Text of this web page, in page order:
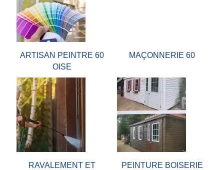
ARTISAN PEINTRE 60
OISE
MAÇONNERIE 60
RAVALEMENT ET
PEINTURE BOISERIE